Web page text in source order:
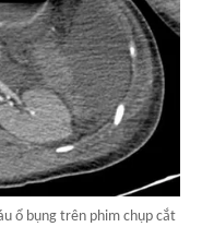
ổ bụng trên phim chụp cắt